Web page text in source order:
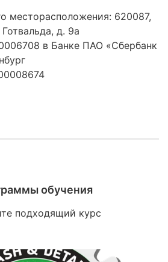
месторасположения: 620087,
Готвальда, д. 9а
в Банке ПАО «Сбербанк
обучения
подходящий курс